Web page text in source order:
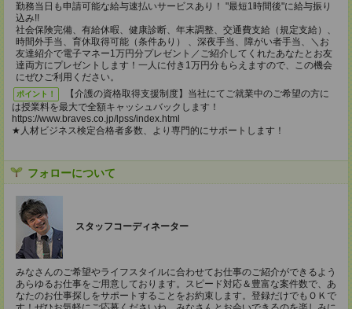
勤務当日も申請可能な給与速払いサービスあり！ "最短1時間後"に給与振り
込み!!
社会保険完備、有給休暇、健康診断、年末調整、交通費支給（規定支給）、
時間外手当、育休取得可能（条件あり） 、深夜手当、障がい者手当、＼お
友達紹介で電子マネー1万円分プレゼント／ご紹介してくれたあなたとお友
達両方にプレゼントします！一人に付き1万円分もらえますので、この機会
にぜひご利用ください。
ポイント！
【介護の資格取得支援制度】当社にてご就業中のご希望の方に
は授業料を最大で全額キャッシュバックします！
https://www.braves.co.jp/lpss/index.html
★人材ビジネス検定合格者多数、より専門的にサポートします！
フォローについて
スタッフコーディネーター
みなさんのご希望やライフスタイルに合わせてお仕事のご紹介ができるよう
あらゆるお仕事をご用意しております。スピード対応＆豊富な案件数で、あ
なたのお仕事探しをサポートすることをお約束します。登録だけでもＯＫで